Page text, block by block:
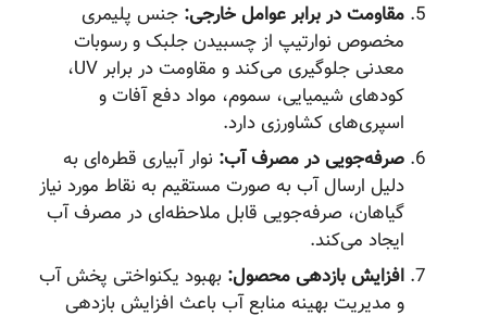
مقاومت در برابر عوامل خارجی:جنس پلیمری
مخصوص نوارتیپ از چسبیدن جلبک و رسوبات
معدنی جلوگیری می‌کند و مقاومت در برابر UV،
کودهای شیمیایی، سموم، مواد دفع آفات و
اسپری‌های کشاورزی دارد.
صرفه‌جویی در مصرف آب:نوار آبیاری قطره‌ای به
دلیل ارسال آب به صورت مستقیم به نقاط مورد نیاز
گیاهان، صرفه‌جویی قابل ملاحظه‌ای در مصرف آب
ایجاد می‌کند.
افزایش بازدهی محصول:بهبود یکنواختی پخش آب
و مدیریت بهینه منابع آب باعث افزایش بازدهی